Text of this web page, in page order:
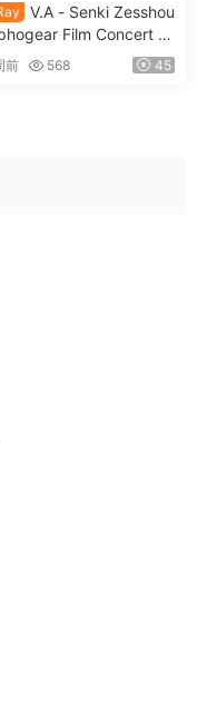
V.A - Senki Zesshou
Film Concert 2
戦姫絶唱
ォギア フィルムコンサ
前 568 45